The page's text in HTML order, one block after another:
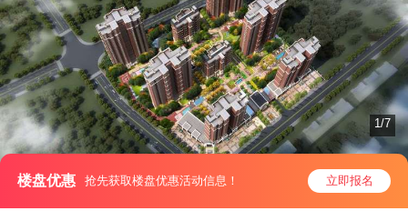
楼盘优惠 抢先获取楼盘优惠活动信息！ 立即报名
1/7